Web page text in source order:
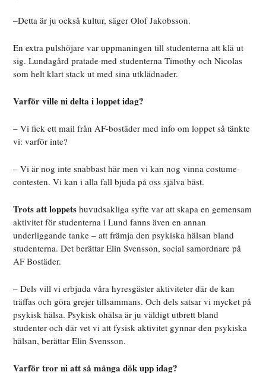
–Detta är ju också kultur, säger Olof Jakobsson.
En extra pulshöjare var uppmaningen till studenterna att klä ut
sig. Lundagård pratade med studenterna Timothy och Nicolas
som helt klart stack ut med sina utklädnader.
Varför ville ni delta i loppet idag?
– Vi fick ett mail från AF-bostäder med info om loppet så tänkte
vi: varför inte?
– Vi är nog inte snabbast här men vi kan nog vinna costume-
contesten. Vi kan i alla fall bjuda på oss själva bäst.
Trots att loppets huvudsakliga syfte var att skapa en gemensam
aktivitet för studenterna i Lund fanns även en annan
underliggande tanke – att främja den psykiska hälsan bland
studenterna. Det berättar Elin Svensson, social samordnare på
AF Bostäder.
– Dels vill vi erbjuda våra hyresgäster aktiviteter där de kan
träffas och göra grejer tillsammans. Och dels satsar vi mycket på
psykisk hälsa. Psykisk ohälsa är ju väldigt utbrett bland
studenter och där vet vi att fysisk aktivitet gynnar den psykiska
hälsan, berättar Elin Svensson.
Varför tror ni att så många dök upp idag?